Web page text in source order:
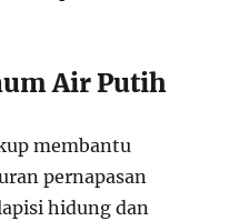
Air Putih
membantu
pernapasan
hidung dan